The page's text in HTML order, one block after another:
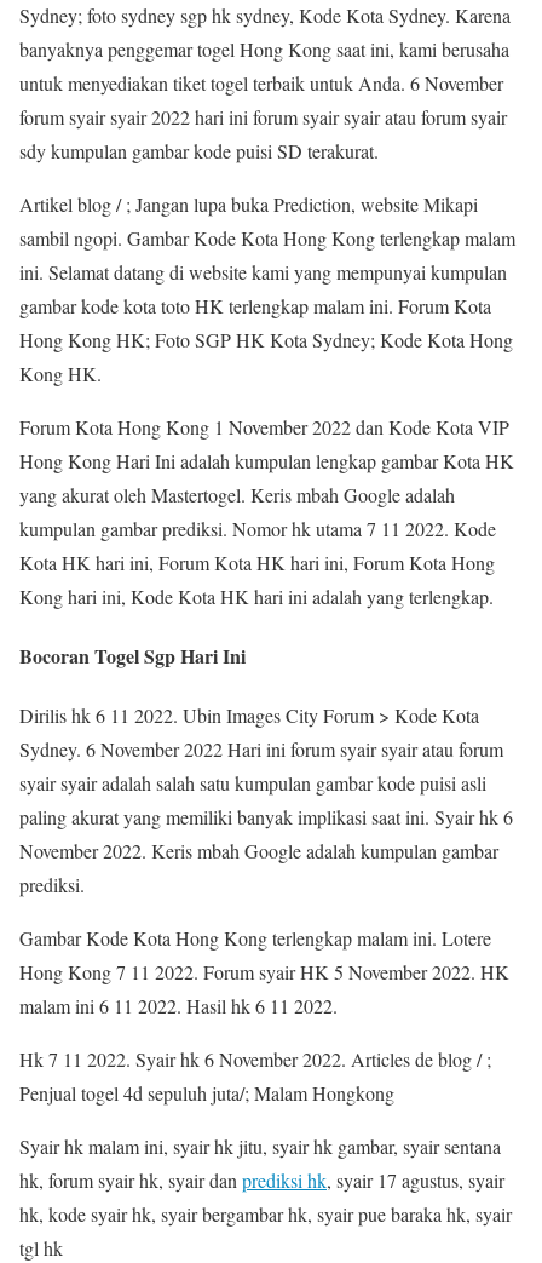
Sydney; foto sydney sgp hk sydney, Kode Kota Sydney. Karena
banyaknya penggemar togel Hong Kong saat ini, kami berusaha
untuk menyediakan tiket togel terbaik untuk Anda. 6 November
forum syair syair 2022 hari ini forum syair syair atau forum syair
sdy kumpulan gambar kode puisi SD terakurat.
Artikel blog / ; Jangan lupa buka Prediction, website Mikapi
sambil ngopi. Gambar Kode Kota Hong Kong terlengkap malam
ini. Selamat datang di website kami yang mempunyai kumpulan
gambar kode kota toto HK terlengkap malam ini. Forum Kota
Hong Kong HK; Foto SGP HK Kota Sydney; Kode Kota Hong
Kong HK.
Forum Kota Hong Kong 1 November 2022 dan Kode Kota VIP
Hong Kong Hari Ini adalah kumpulan lengkap gambar Kota HK
yang akurat oleh Mastertogel. Keris mbah Google adalah
kumpulan gambar prediksi. Nomor hk utama 7 11 2022. Kode
Kota HK hari ini, Forum Kota HK hari ini, Forum Kota Hong
Kong hari ini, Kode Kota HK hari ini adalah yang terlengkap.
Bocoran Togel Sgp Hari Ini
Dirilis hk 6 11 2022. Ubin Images City Forum > Kode Kota
Sydney. 6 November 2022 Hari ini forum syair syair atau forum
syair syair adalah salah satu kumpulan gambar kode puisi asli
paling akurat yang memiliki banyak implikasi saat ini. Syair hk 6
November 2022. Keris mbah Google adalah kumpulan gambar
prediksi.
Gambar Kode Kota Hong Kong terlengkap malam ini. Lotere
Hong Kong 7 11 2022. Forum syair HK 5 November 2022. HK
malam ini 6 11 2022. Hasil hk 6 11 2022.
Hk 7 11 2022. Syair hk 6 November 2022. Articles de blog / ;
Penjual togel 4d sepuluh juta/; Malam Hongkong
Syair hk malam ini, syair hk jitu, syair hk gambar, syair sentana
hk, forum syair hk, syair danprediksi hk, syair 17 agustus, syair
hk, kode syair hk, syair bergambar hk, syair pue baraka hk, syair
tgl hk